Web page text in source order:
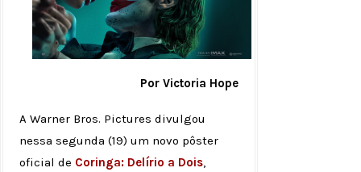
Por Victoria Hope
A Warner Bros. Pictures divulgou
nessa segunda (19) um novo pôster
oficial de Coringa: Delírio a Dois,